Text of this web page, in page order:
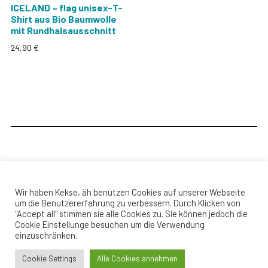
ICELAND – flag unisex-T-
Shirt aus Bio Baumwolle
mit Rundhalsausschnitt
24,90 €
auf
der
Produktseite
gewählt
werden
© Copyright 2026 Blende 1.4
Top
Wir haben Kekse, äh benutzen Cookies auf unserer Webseite
um die Benutzererfahrung zu verbessern. Durch Klicken von
"Accept all" stimmen sie alle Cookies zu. Sie können jedoch die
Cookie Einstellunge besuchen um die Verwendung
einzuschränken.
Cookie Settings Alle Cookies annehmen